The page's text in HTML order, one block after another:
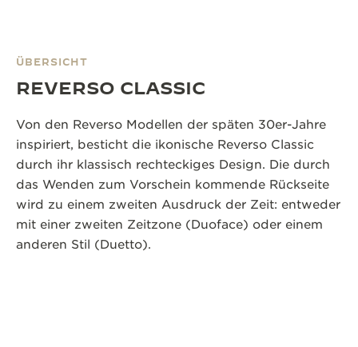
ÜBERSICHT
REVERSO CLASSIC
Von den Reverso Modellen der späten 30er-Jahre
inspiriert, besticht die ikonische Reverso Classic
durch ihr klassisch rechteckiges Design. Die durch
das Wenden zum Vorschein kommende Rückseite
wird zu einem zweiten Ausdruck der Zeit: entweder
mit einer zweiten Zeitzone (Duoface) oder einem
anderen Stil (Duetto).